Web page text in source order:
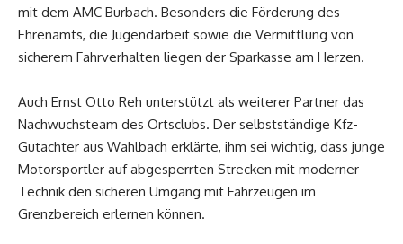
mit dem AMC Burbach. Besonders die Förderung des
Ehrenamts, die Jugendarbeit sowie die Vermittlung von
sicherem Fahrverhalten liegen der Sparkasse am Herzen.
Auch Ernst Otto Reh unterstützt als weiterer Partner das
Nachwuchsteam des Ortsclubs. Der selbstständige Kfz-
Gutachter aus Wahlbach erklärte, ihm sei wichtig, dass junge
Motorsportler auf abgesperrten Strecken mit moderner
Technik den sicheren Umgang mit Fahrzeugen im
Grenzbereich erlernen können.